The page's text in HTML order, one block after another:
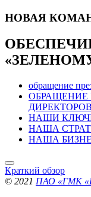
НОВАЯ
обращение
ОБРАЩЕНИЕ
ДИРЕКТОРОВ
НАШИ
НАША
НАША
Краткий обзор
© 2021 ПАО «ГМК